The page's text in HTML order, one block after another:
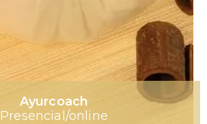
Ayurcoach
Presencial/online